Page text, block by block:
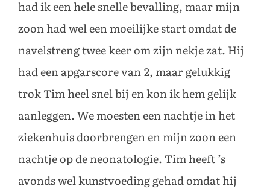
had ik een hele snelle bevalling, maar mijn
zoon had wel een moeilijke start omdat de
navelstreng twee keer om zijn nekje zat. Hij
had een apgarscore van 2, maar gelukkig
trok Tim heel snel bij en kon ik hem gelijk
aanleggen. We moesten een nachtje in het
ziekenhuis doorbrengen en mijn zoon een
nachtje op de neonatologie. Tim heeft ’s
avonds wel kunstvoeding gehad omdat hij